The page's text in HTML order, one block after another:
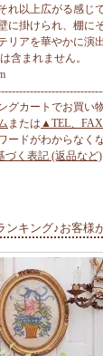
れ以上広がる感じ
に掛けられ、棚に
リアを華やかに演
含まれません。
グカートでお買い
または ▲TEL、
ードがわからなく
づく表記 (返品など)
ンキング♪お客様